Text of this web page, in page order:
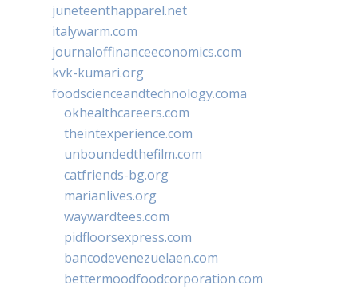
juneteenthapparel.net
italywarm.com
journaloffinanceeconomics.com
kvk-kumari.org
foodscienceandtechnology.coma
okhealthcareers.com
theintexperience.com
unboundedthefilm.com
catfriends-bg.org
marianlives.org
waywardtees.com
pidfloorsexpress.com
bancodevenezuelaen.com
bettermoodfoodcorporation.com